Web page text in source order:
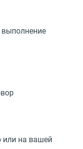
на вашей